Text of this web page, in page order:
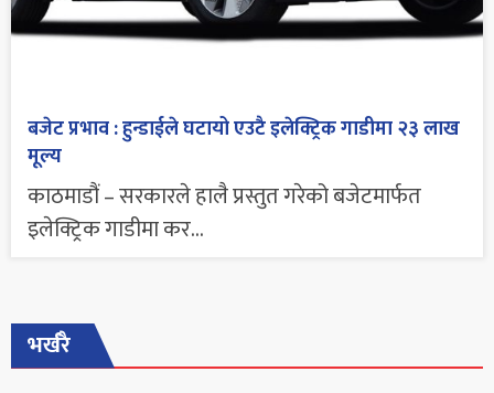
बजेट प्रभाव : हुन्डाईले घटायो एउटै इलेक्ट्रिक गाडीमा २३ लाख
मूल्य
काठमाडौं – सरकारले हालै प्रस्तुत गरेको बजेटमार्फत
इलेक्ट्रिक गाडीमा कर...
भर्खरै